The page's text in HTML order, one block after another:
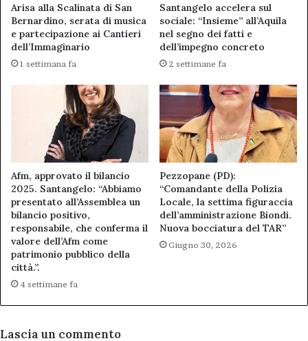
Arisa alla Scalinata di San
Bernardino, serata di musica
e partecipazione ai Cantieri
dell’Immaginario
1 settimana fa
Santangelo accelera sul
sociale: “Insieme” all’Aquila
nel segno dei fatti e
dell’impegno concreto
2 settimane fa
Afm, approvato il bilancio
2025. Santangelo: “Abbiamo
presentato all’Assemblea un
bilancio positivo,
responsabile, che conferma il
valore dell’Afm come
patrimonio pubblico della
città.”.
4 settimane fa
Pezzopane (PD):
“Comandante della Polizia
Locale, la settima figuraccia
dell’amministrazione Biondi.
Nuova bocciatura del TAR”
Giugno 30, 2026
Lascia un commento